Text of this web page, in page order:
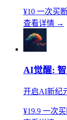
¥10 一次买
查看详情 →
AI觉醒:
开启AI新纪
¥19.9 一次